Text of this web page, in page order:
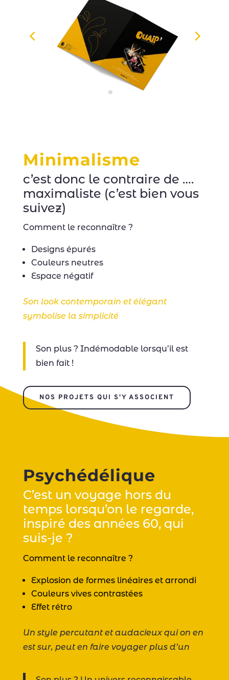
Minimalisme
c’est donc le contraire de ….
maximaliste (c’est bien vous
suivez)
Comment le reconnaître ?
Designs épurés
Couleurs neutres
Espace négatif
Son look contemporain et élégant
symbolise la simplicité
Son plus ? Indémodable lorsqu’il est
bien fait !
NOS PROJETS QUI S'Y ASSOCIENT
Psychédélique
C’est un voyage hors du
temps lorsqu’on le regarde,
inspiré des années 60, qui
suis-je ?
Comment le reconnaître ?
Explosion de formes linéaires et arrondi
Couleurs vives contrastées
Effet rétro
Un style percutant et audacieux qui on en
est sur, peut en faire voyager plus d’un